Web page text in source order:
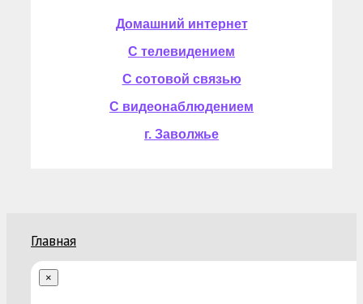
Домашний интернет
С телевидением
С сотовой связью
С видеонаблюдением
г. Заволжье
Главная
×